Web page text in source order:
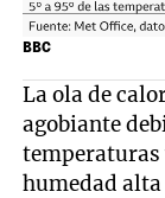
BBC
La ola de
agobiante
temperaturas
humedad